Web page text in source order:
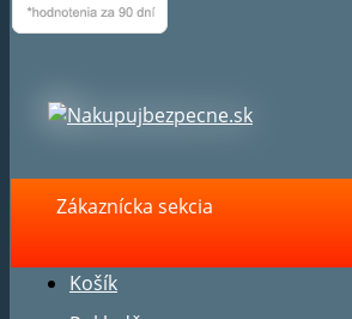
Zákaznícka sekcia
Košík